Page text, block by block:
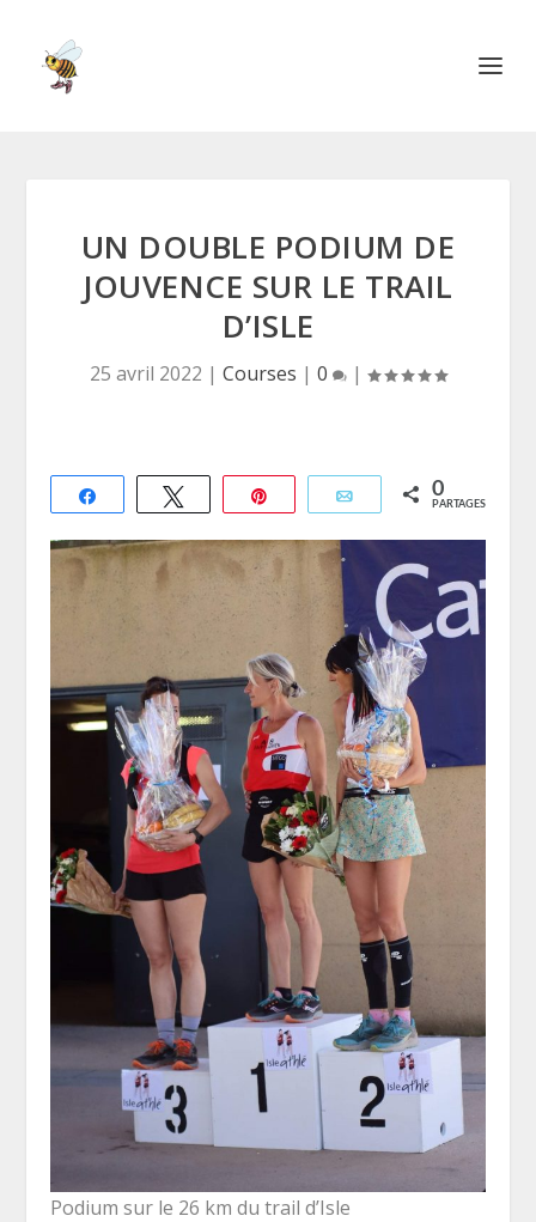
UN DOUBLE PODIUM DE
JOUVENCE SUR LE TRAIL
D’ISLE
25 avril 2022 | Courses | 0 |
Partagez Tweetez Épingle Email 0
PARTAGES
Podium sur le 26 km du trail d’Isle